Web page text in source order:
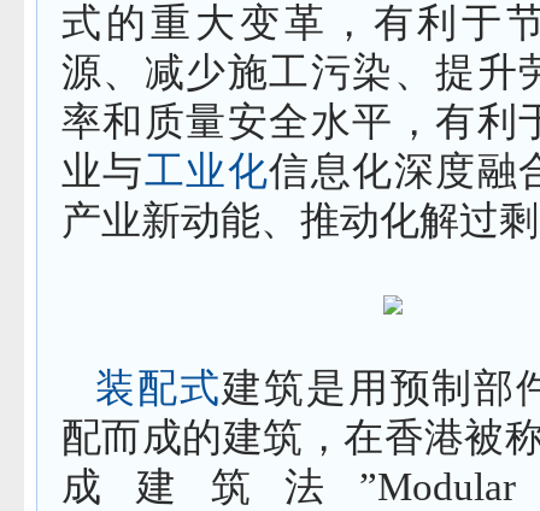
式的重大变革，有利于
源、减少施工污染、提升
率和质量安全水平，有利
业与工业化信息化深度融
产业新动能、推动化解过
装配式建筑是用预制部
配而成的建筑，在香港被
成建筑法”Modular